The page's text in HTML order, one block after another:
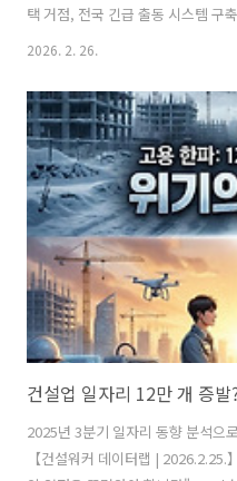
택 거점, 전국 긴급 출동 시스템 구
루션 제공【건설워커 컨스라인 |
가 곧 안전, 공기(工期), 그리고 비
에서 빠르게 입소문을 타며 존재감
도 평택을 거점으로 전국 현장을
르면 현장이 달라진다.” 베스트렌
질·신속’ 3대 원칙을 시스템화한
2026. 2. 26.
2025년 3분기 일자리 동향 분석으
【건설워커 데이터랩 |